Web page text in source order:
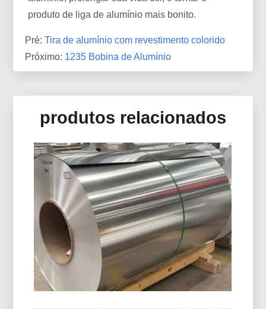
produto de liga de alumínio mais bonito.
Pré:Tira de alumínio com revestimento colorido
Próximo: 1235 Bobina de Alumínio
produtos relacionados